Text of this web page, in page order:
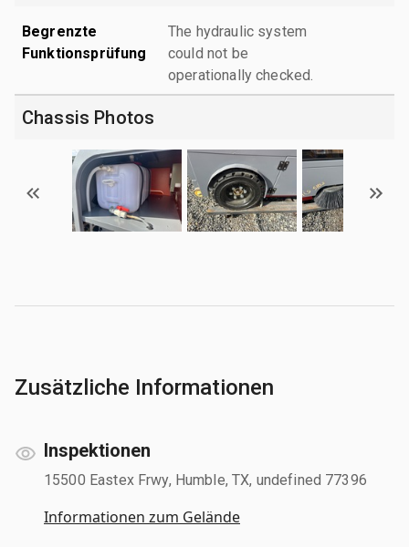
Begrenzte
Funktionsprüfung
The hydraulic system
could not be
operationally checked.
Chassis Photos
Zusätzliche Informationen
Inspektionen
15500 Eastex Frwy, Humble, TX, undefined 77396
Informationen zum Gelände